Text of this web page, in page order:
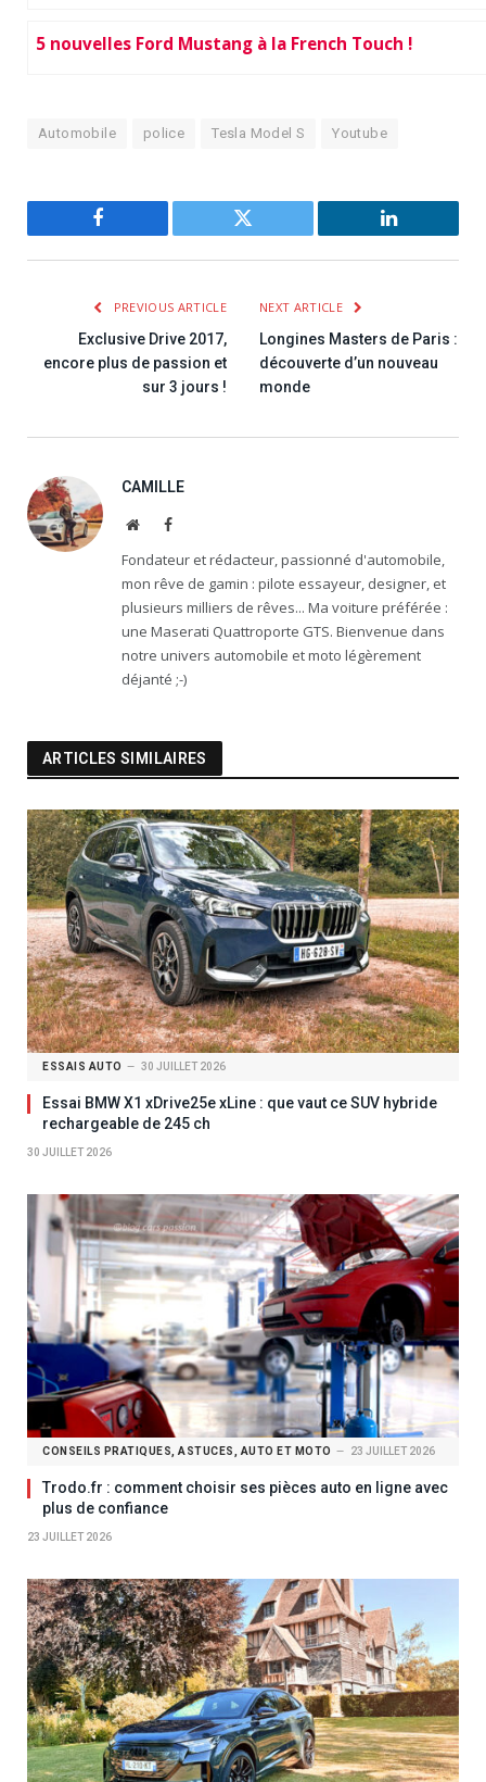
5 nouvelles Ford Mustang à la French Touch !
Automobile police Tesla Model S Youtube
Facebook Twitter LinkedIn
PREVIOUS ARTICLE
Exclusive Drive 2017,
encore plus de passion et
sur 3 jours !
NEXT ARTICLE
Longines Masters de Paris :
découverte d’un nouveau
monde
CAMILLE
WebsiteFacebook
Fondateur et rédacteur, passionné d'automobile,
mon rêve de gamin : pilote essayeur, designer, et
plusieurs milliers de rêves... Ma voiture préférée :
une Maserati Quattroporte GTS. Bienvenue dans
notre univers automobile et moto légèrement
déjanté ;-)
ARTICLES SIMILAIRES
ESSAIS AUTO 30 JUILLET 2026
Essai BMW X1 xDrive25e xLine : que vaut ce SUV hybride
rechargeable de 245 ch
30 JUILLET 2026
CONSEILS PRATIQUES, ASTUCES, AUTO ET MOTO 23 JUILLET 2026
Trodo.fr : comment choisir ses pièces auto en ligne avec
plus de confiance
23 JUILLET 2026